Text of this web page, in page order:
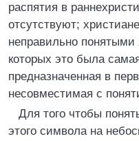
распятия в
отсутствуют;
неправильно понятыми
которых это была
предназначенная в
несовместимая с
Для того чтобы
этого символа на